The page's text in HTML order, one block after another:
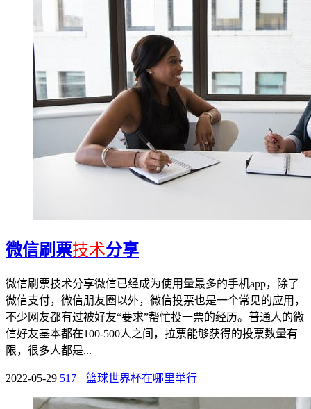
微信刷票技术分享
微信刷票技术分享微信已经成为使用量最多的手机app，除了
微信支付，微信朋友圈以外，微信投票也是一个常见的应用，
不少网友都有过被好友“要求”帮忙投一票的经历。普通人的微
信好友基本都在100-500人之间，拉票能够获得的投票数量有
限，很多人都是...
2022-05-29 517 篮球世界杯在哪里举行